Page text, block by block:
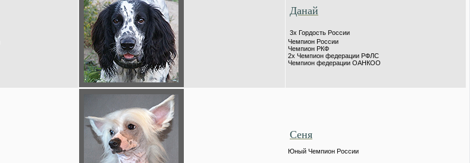
Данай
3х Гордость России
Чемпион России
Чемпион РКФ
2х Чемпион федерации РФЛС
Чемпион федерации ОАНКОО
Сеня
Юный Чемпион России